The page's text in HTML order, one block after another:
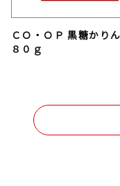
ＣＯ・ＯＰ 黒糖かり
８０ｇ